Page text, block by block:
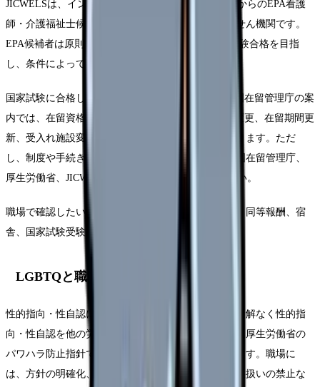
JICWELSは、インドネシア、フィリピン、ベトナムからのEPA看護
師・介護福祉士候補者の受入れに関する唯一のあっせん機関です。
EPA候補者は原則として最長3年間の滞在中に国家試験合格を目指
し、条件によって延長の扱いがある場合があります。
国家試験に合格してEPA看護師となった場合、出入国在留管理庁の案
内では、在留資格「特定活動（EPA看護師）」への変更、在留期間更
新、受入れ施設変更、家族帯同に関する枠組みがあります。ただ
し、制度や手続きは変わる可能性があるため、出入国在留管理庁、
厚生労働省、JICWELSで最新情報を確認してください。
職場で確認したいのは、研修体制、日本語学習支援、同等報酬、宿
舎、国家試験受験への配慮、相談担当者です。
LGBTQと職場
性的指向・性自認に関する侮辱的な言動や、本人の了解なく性的指
向・性自認を他の労働者に暴露するアウティングは、厚生労働省の
パワハラ防止指針で問題となる例として示されています。職場に
は、方針の明確化、相談体制、迅速な対応、不利益取扱いの禁止な